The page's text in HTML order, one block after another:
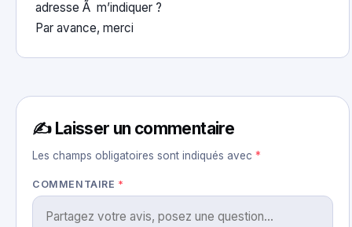
adresse Ã m’indiquer ?
Par avance, merci
✍️ Laisser un commentaire
Les champs obligatoires sont indiqués avec *
COMMENTAIRE *